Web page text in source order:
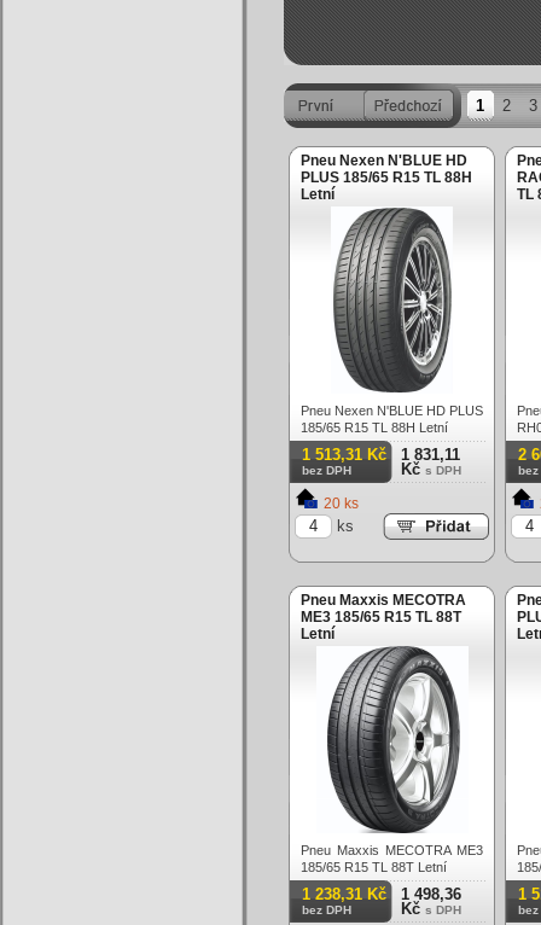
1 2 3
Pneu Nexen N'BLUE HD
PLUS 185/65 R15 TL 88H
Letní
Pneu Nexen N'BLUE HD PLUS
185/65 R15 TL 88H Letní
1 513,31 Kč
bez DPH
1 831,11
Kč s DPH
20 ks
ks
TL
2
bez
Pneu Maxxis MECOTRA
ME3 185/65 R15 TL 88T
Letní
Pneu Maxxis MECOTRA ME3
185/65 R15 TL 88T Letní
1 238,31 Kč
bez DPH
1 498,36
Kč s DPH
1
bez